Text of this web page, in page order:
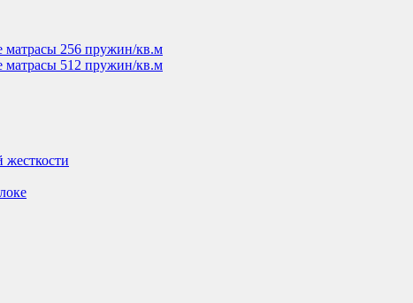
матрасы 256 пружин/кв.м
матрасы 512 пружин/кв.м
жесткости